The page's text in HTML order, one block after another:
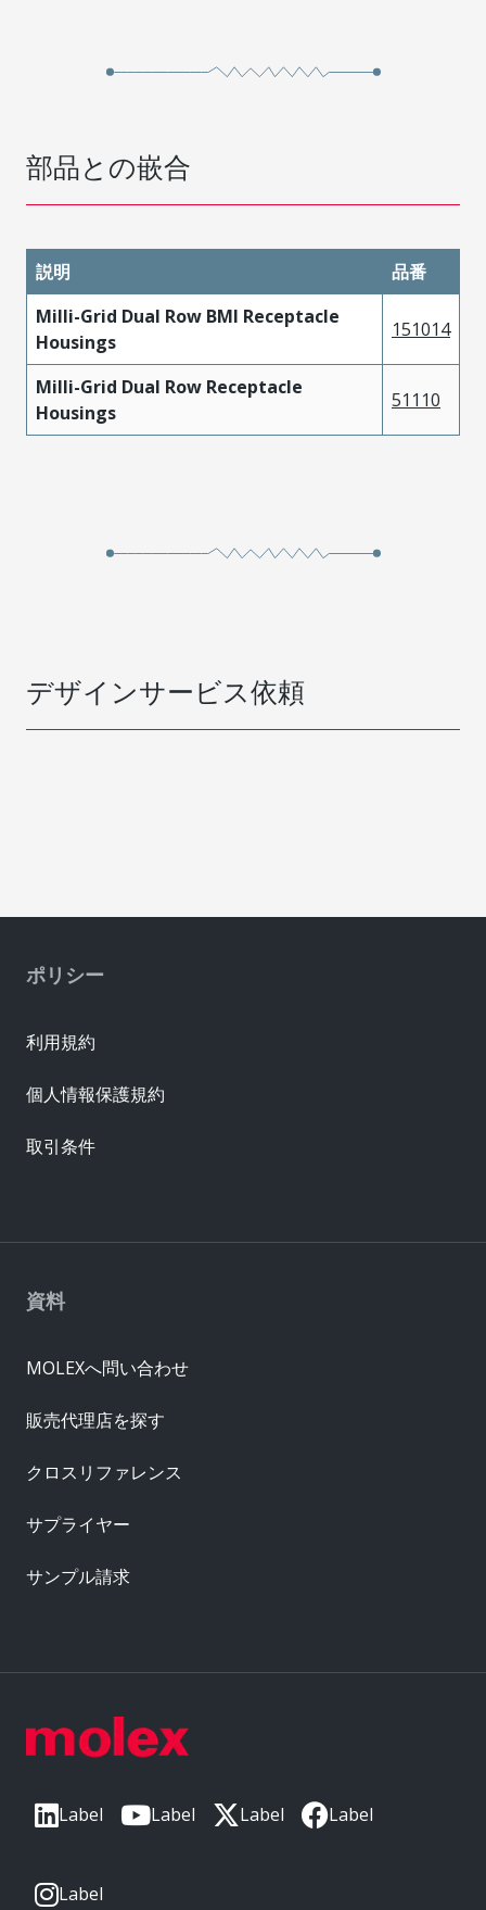
部品との嵌合
説明
品番
Milli-Grid Dual Row BMI Receptacle
Housings
151014
Milli-Grid Dual Row Receptacle
Housings
51110
デザインサービス依頼
Label Label Label Label
Label
資料
MOLEXへ問い合わせ
販売代理店を探す
クロスリファレンス
サプライヤー
サンプル請求
ポリシー
利用規約
個人情報保護規約
取引条件